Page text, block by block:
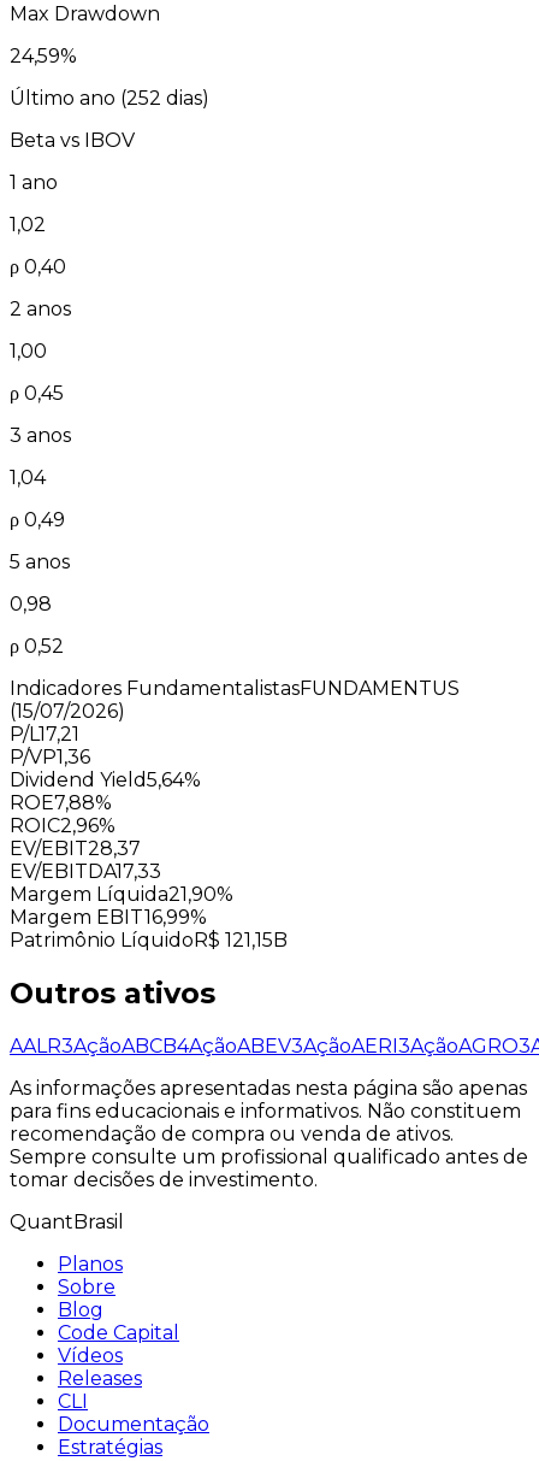
Max Drawdown
24,59%
Último ano (252 dias)
Beta vs IBOV
1 ano
1,02
ρ 0,40
2 anos
1,00
ρ 0,45
3 anos
1,04
ρ 0,49
5 anos
0,98
ρ 0,52
Indicadores FundamentalistasFUNDAMENTUS
(15/07/2026)
P/L17,21
P/VP1,36
Dividend Yield5,64%
ROE7,88%
ROIC2,96%
EV/EBIT28,37
EV/EBITDA17,33
Margem Líquida21,90%
Margem EBIT16,99%
Patrimônio LíquidoR$ 121,15B
Outros ativos
AALR3AçãoABCB4AçãoABEV3AçãoAERI3AçãoAGRO3
As informações apresentadas nesta página são apenas
para fins educacionais e informativos. Não constituem
recomendação de compra ou venda de ativos.
Sempre consulte um profissional qualificado antes de
tomar decisões de investimento.
QuantBrasil
Planos
Sobre
Blog
Code Capital
Vídeos
Releases
CLI
Documentação
Estratégias